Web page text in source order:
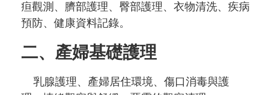
疸觀測、臍部護理、臀部護理、衣物清洗、疾病
預防、健康資料記錄。
二、產婦基礎護理
乳腺護理、產婦居住環境、傷口消毒與護